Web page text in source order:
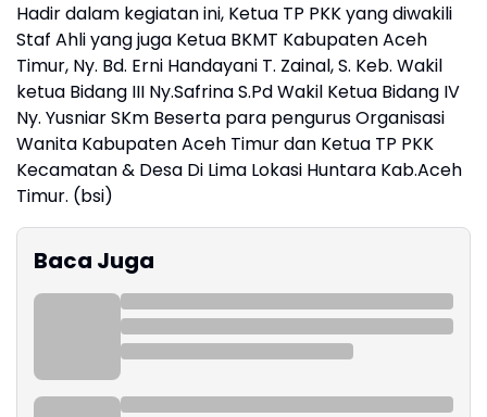
Hadir dalam kegiatan ini, Ketua TP PKK yang diwakili
Staf Ahli yang juga Ketua BKMT Kabupaten Aceh
Timur, Ny. Bd. Erni Handayani T. Zainal, S. Keb. Wakil
ketua Bidang III Ny.Safrina S.Pd Wakil Ketua Bidang IV
Ny. Yusniar SKm Beserta para pengurus Organisasi
Wanita Kabupaten Aceh Timur dan Ketua TP PKK
Kecamatan & Desa Di Lima Lokasi Huntara Kab.Aceh
Timur. (bsi)
Baca Juga